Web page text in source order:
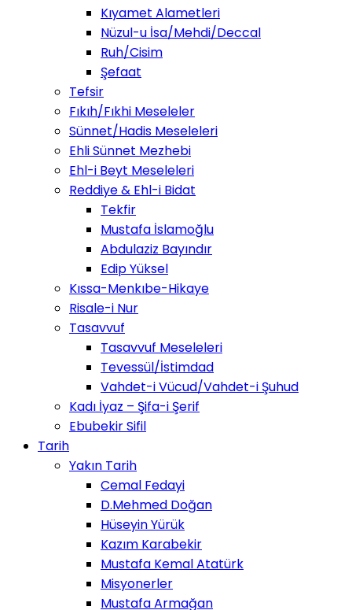
Kıyamet Alametleri
Nüzul-u İsa/Mehdi/Deccal
Ruh/Cisim
Şefaat
Tefsir
Fıkıh/Fıkhi Meseleler
Sünnet/Hadis Meseleleri
Ehli Sünnet Mezhebi
Ehl-i Beyt Meseleleri
Reddiye & Ehl-i Bidat
Tekfir
Mustafa İslamoğlu
Abdulaziz Bayındır
Edip Yüksel
Kıssa-Menkıbe-Hikaye
Risale-i Nur
Tasavvuf
Tasavvuf Meseleleri
Tevessül/İstimdad
Vahdet-i Vücud/Vahdet-i Şuhud
Kadı İyaz – Şifa-i Şerif
Ebubekir Sifil
Tarih
Yakın Tarih
Cemal Fedayi
D.Mehmed Doğan
Hüseyin Yürük
Kazım Karabekir
Mustafa Kemal Atatürk
Misyonerler
Mustafa Armağan